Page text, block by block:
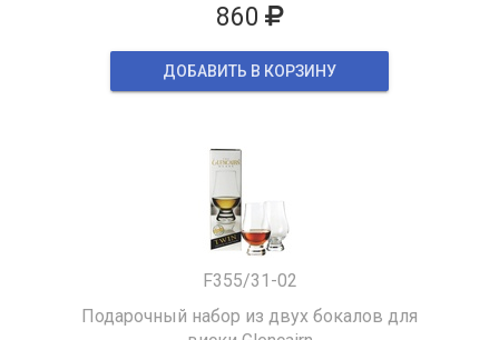
860
ДОБАВИТЬ В КОРЗИНУ
F355/31-02
Подарочный набор из двух бокалов для